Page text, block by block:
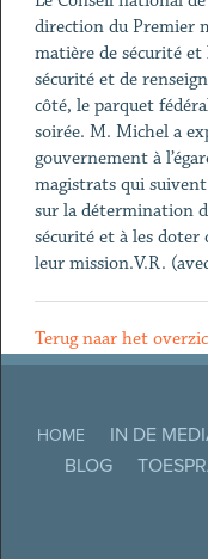
direction du Premier
matière de sécurité et
sécurité et de
côté, le parquet
soirée. M. Michel a
gouvernement à
magistrats qui
sur la détermination
sécurité et à les doter
leur mission.V.R.
Terug naar het
HOME IN DE
BLOG